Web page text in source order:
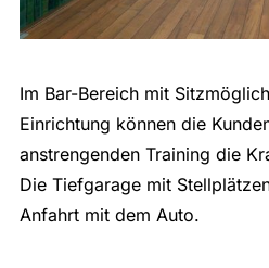
Im Bar-Bereich mit
Einrichtung können die
anstrengenden Training die
Die Tiefgarage mit
Anfahrt mit dem Auto.